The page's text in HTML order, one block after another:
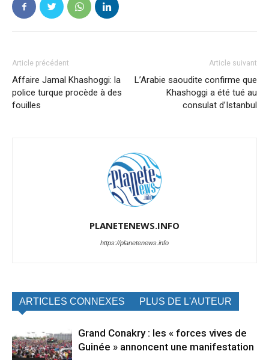
Article précédent
Affaire Jamal Khashoggi: la
police turque procède à des
fouilles
Article suivant
L’Arabie saoudite confirme que
Khashoggi a été tué au
consulat d’Istanbul
PLANETENEWS.INFO
https://planetenews.info
ARTICLES CONNEXES PLUS DE L'AUTEUR
Grand Conakry : les « forces vives de
Guinée » annoncent une manifestation